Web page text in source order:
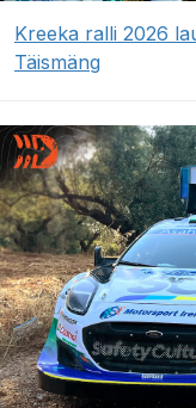
Kreeka ralli 2026
Täismäng